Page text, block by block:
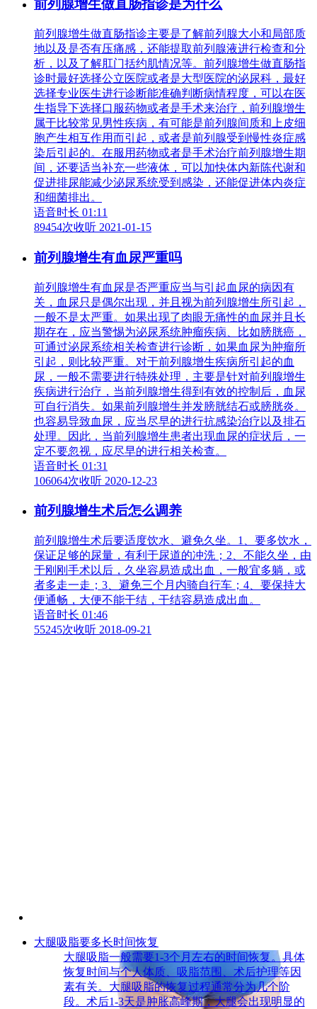
前列腺增生做直肠指诊是为什么
前列腺增生做直肠指诊主要是了解前列腺大小和局部质
地以及是否有压痛感，还能提取前列腺液进行检查和分
析，以及了解肛门括约肌情况等。前列腺增生做直肠指
诊时最好选择公立医院或者是大型医院的泌尿科，最好
选择专业医生进行诊断能准确判断病情程度，可以在医
生指导下选择口服药物或者是手术来治疗，前列腺增生
属于比较常见男性疾病，有可能是前列腺间质和上皮细
胞产生相互作用而引起，或者是前列腺受到慢性炎症感
染后引起的。在服用药物或者是手术治疗前列腺增生期
间，还要适当补充一些液体，可以加快体内新陈代谢和
促进排尿能减少泌尿系统受到感染，还能促进体内炎症
和细菌排出。
语音时长 01:11
89454次收听 2021-01-15
前列腺增生有血尿严重吗
前列腺增生有血尿是否严重应当与引起血尿的病因有
关，血尿只是偶尔出现，并且视为前列腺增生所引起，
一般不是太严重。如果出现了肉眼无痛性的血尿并且长
期存在，应当警惕为泌尿系统肿瘤疾病、比如膀胱癌，
可通过泌尿系统相关检查进行诊断，如果血尿为肿瘤所
引起，则比较严重。对于前列腺增生疾病所引起的血
尿，一般不需要进行特殊处理，主要是针对前列腺增生
疾病进行治疗，当前列腺增生得到有效的控制后，血尿
可自行消失。如果前列腺增生并发膀胱结石或膀胱炎。
也容易导致血尿，应当尽早的进行抗感染治疗以及排石
处理。因此，当前列腺增生患者出现血尿的症状后，一
定不要忽视，应尽早的进行相关检查。
语音时长 01:31
106064次收听 2020-12-23
前列腺增生术后怎么调养
前列腺增生术后要适度饮水、避免久坐。1、要多饮水，
保证足够的尿量，有利于尿道的冲洗；2、不能久坐，由
于刚刚手术以后，久坐容易造成出血，一般宜多躺，或
者多走一走；3、避免三个月内骑自行车；4、要保持大
便通畅，大便不能干结，干结容易造成出血。
语音时长 01:46
55245次收听 2018-09-21
大腿吸脂要多长时间恢复
大腿吸脂一般需要1-3个月左右的时间恢复。具体
恢复时间与个人体质、吸脂范围、术后护理等因
素有关。大腿吸脂的恢复过程通常分为几个阶
段。术后1-3天是肿胀高峰期，大腿会出现明显的